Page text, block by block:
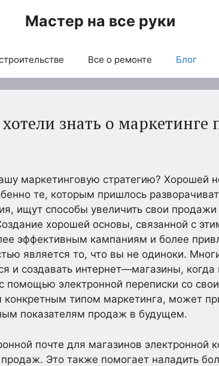
Мастер на все руки
Все о ремонте Блог
знать о маркетинге
маркетинговую стратегию? Хорошей
те, которым пришлось
ищут способы увеличить свои
хорошей основы, связанной с
эффективным кампаниям и более
является то, что вы не одиноки.
и создавать интернет—магазины,
помощью электронной переписки со
конкретным типом маркетинга, может
показателям продаж в будущем.
почте для магазинов электронной
Это также помогает наладить